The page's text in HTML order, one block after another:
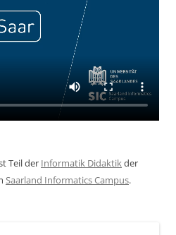
Teil der Informatik Didaktikder
Saarland Informatics Campus.